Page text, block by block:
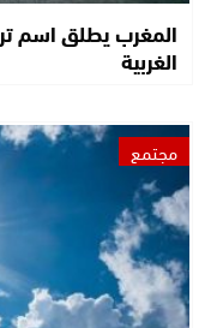
المغرب يطلق اسم
الغربية
مجتمع